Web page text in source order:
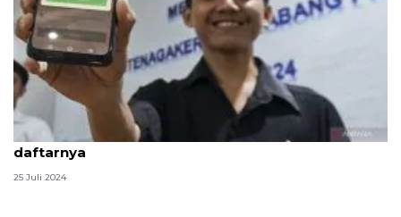
Berapa iuran BPJS Ketenagakerjaan? Berikut
daftarnya
25 Juli 2024